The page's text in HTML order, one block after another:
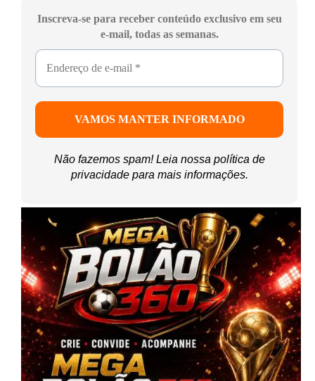
Inscreva-se para receber conteúdo exclusivo em seu
e-mail, todas as semanas.
Não fazemos spam! Leia nossa política de
privacidadepara mais informações.